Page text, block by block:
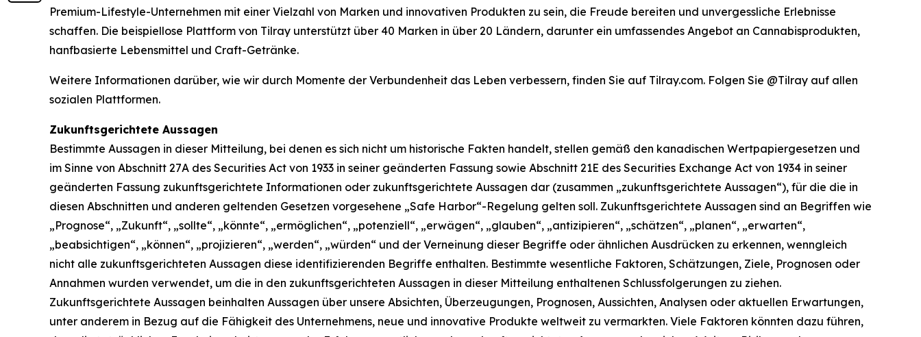
Premium-Lifestyle-Unternehmen mit einer Vielzahl von Marken und innovativen Produkten zu sein, die Freude bereiten und unvergessliche Erlebnisse
schaffen. Die beispiellose Plattform von Tilray unterstützt über 40 Marken in über 20 Ländern, darunter ein umfassendes Angebot an Cannabisprodukten,
hanfbasierte Lebensmittel und Craft-Getränke.
Weitere Informationen darüber, wie wir durch Momente der Verbundenheit das Leben verbessern, finden Sie auf Tilray.com. Folgen Sie @Tilray auf allen
sozialen Plattformen.
Zukunftsgerichtete Aussagen
Bestimmte Aussagen in dieser Mitteilung, bei denen es sich nicht um historische Fakten handelt, stellen gemäß den kanadischen Wertpapiergesetzen und
im Sinne von Abschnitt 27A des Securities Act von 1933 in seiner geänderten Fassung sowie Abschnitt 21E des Securities Exchange Act von 1934 in seiner
geänderten Fassung zukunftsgerichtete Informationen oder zukunftsgerichtete Aussagen dar (zusammen „zukunftsgerichtete Aussagen“), für die die in
diesen Abschnitten und anderen geltenden Gesetzen vorgesehene „Safe Harbor“-Regelung gelten soll. Zukunftsgerichtete Aussagen sind an Begriffen wie
„Prognose“, „Zukunft“, „sollte“, „könnte“, „ermöglichen“, „potenziell“, „erwägen“, „glauben“, „antizipieren“, „schätzen“, „planen“, „erwarten“,
„beabsichtigen“, „können“, „projizieren“, „werden“, „würden“ und der Verneinung dieser Begriffe oder ähnlichen Ausdrücken zu erkennen, wenngleich
nicht alle zukunftsgerichteten Aussagen diese identifizierenden Begriffe enthalten. Bestimmte wesentliche Faktoren, Schätzungen, Ziele, Prognosen oder
Annahmen wurden verwendet, um die in den zukunftsgerichteten Aussagen in dieser Mitteilung enthaltenen Schlussfolgerungen zu ziehen.
Zukunftsgerichtete Aussagen beinhalten Aussagen über unsere Absichten, Überzeugungen, Prognosen, Aussichten, Analysen oder aktuellen Erwartungen,
unter anderem in Bezug auf die Fähigkeit des Unternehmens, neue und innovative Produkte weltweit zu vermarkten. Viele Faktoren könnten dazu führen,